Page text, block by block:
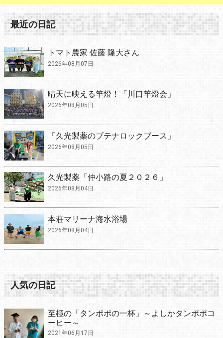
最近の日記
トマト農家 佐藤 隆大さん
2026年08月07日
晴天に映える竿燈！「川口竿燈会」
2026年08月05日
「久光製薬のブテナロックブース」
2026年08月05日
久光製薬「仲小路の夏２０２６」
2026年08月04日
本荘マリーナ海水浴場
2026年08月04日
人気の日記
至極の「タンポポの一杯」～よしかタンポポコ
ーヒー～
2021年06月17日